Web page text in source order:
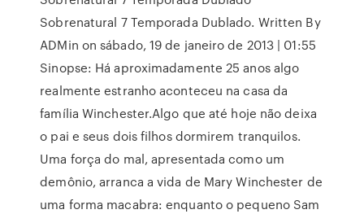
Sobrenatural 7 Temporada Dublado. Written By
ADMin on sábado, 19 de janeiro de 2013 | 01:55
Sinopse: Há aproximadamente 25 anos algo
realmente estranho aconteceu na casa da
família Winchester.Algo que até hoje não deixa
o pai e seus dois filhos dormirem tranquilos.
Uma força do mal, apresentada como um
demônio, arranca a vida de Mary Winchester de
uma forma macabra: enquanto o pequeno Sam